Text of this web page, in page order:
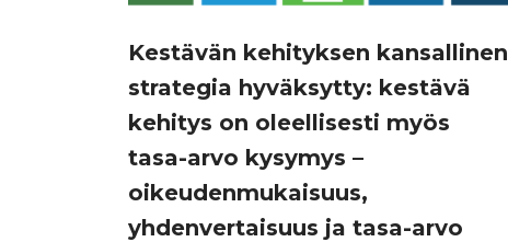
Kestävän kehityksen kansallinen
strategia hyväksytty: kestävä
kehitys on oleellisesti myös
tasa-arvo kysymys –
oikeudenmukaisuus,
yhdenvertaisuus ja tasa-arvo